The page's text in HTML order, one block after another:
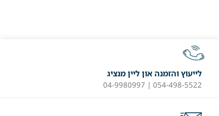
לייעוץ והזמנה און ליין מנציג
054-498-5522 | 04-9980997